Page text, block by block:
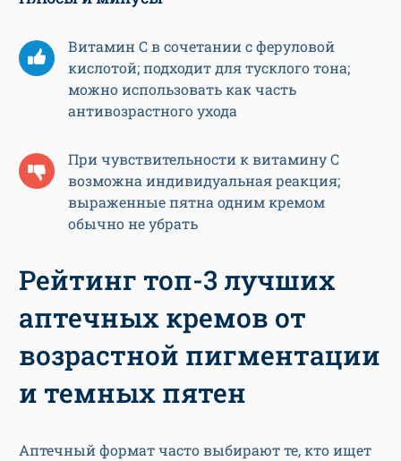
Витамин C в сочетании с феруловой
кислотой; подходит для тусклого тона;
можно использовать как часть
антивозрастного ухода
При чувствительности к витамину C
возможна индивидуальная реакция;
выраженные пятна одним кремом
обычно не убрать
Рейтинг топ-3 лучших
аптечных кремов от
возрастной пигментации
и темных пятен
Аптечный формат часто выбирают те, кто ищет